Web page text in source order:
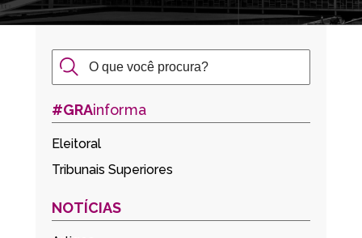
#GRAinforma
Eleitoral
Tribunais Superiores
NOTÍCIAS